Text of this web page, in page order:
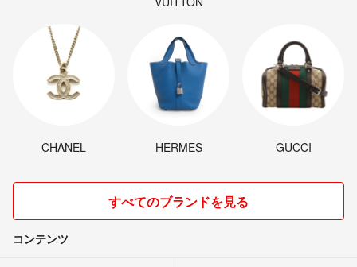
CHANEL HERMES GUCCI
すべてのブランドを見る
コンテンツ